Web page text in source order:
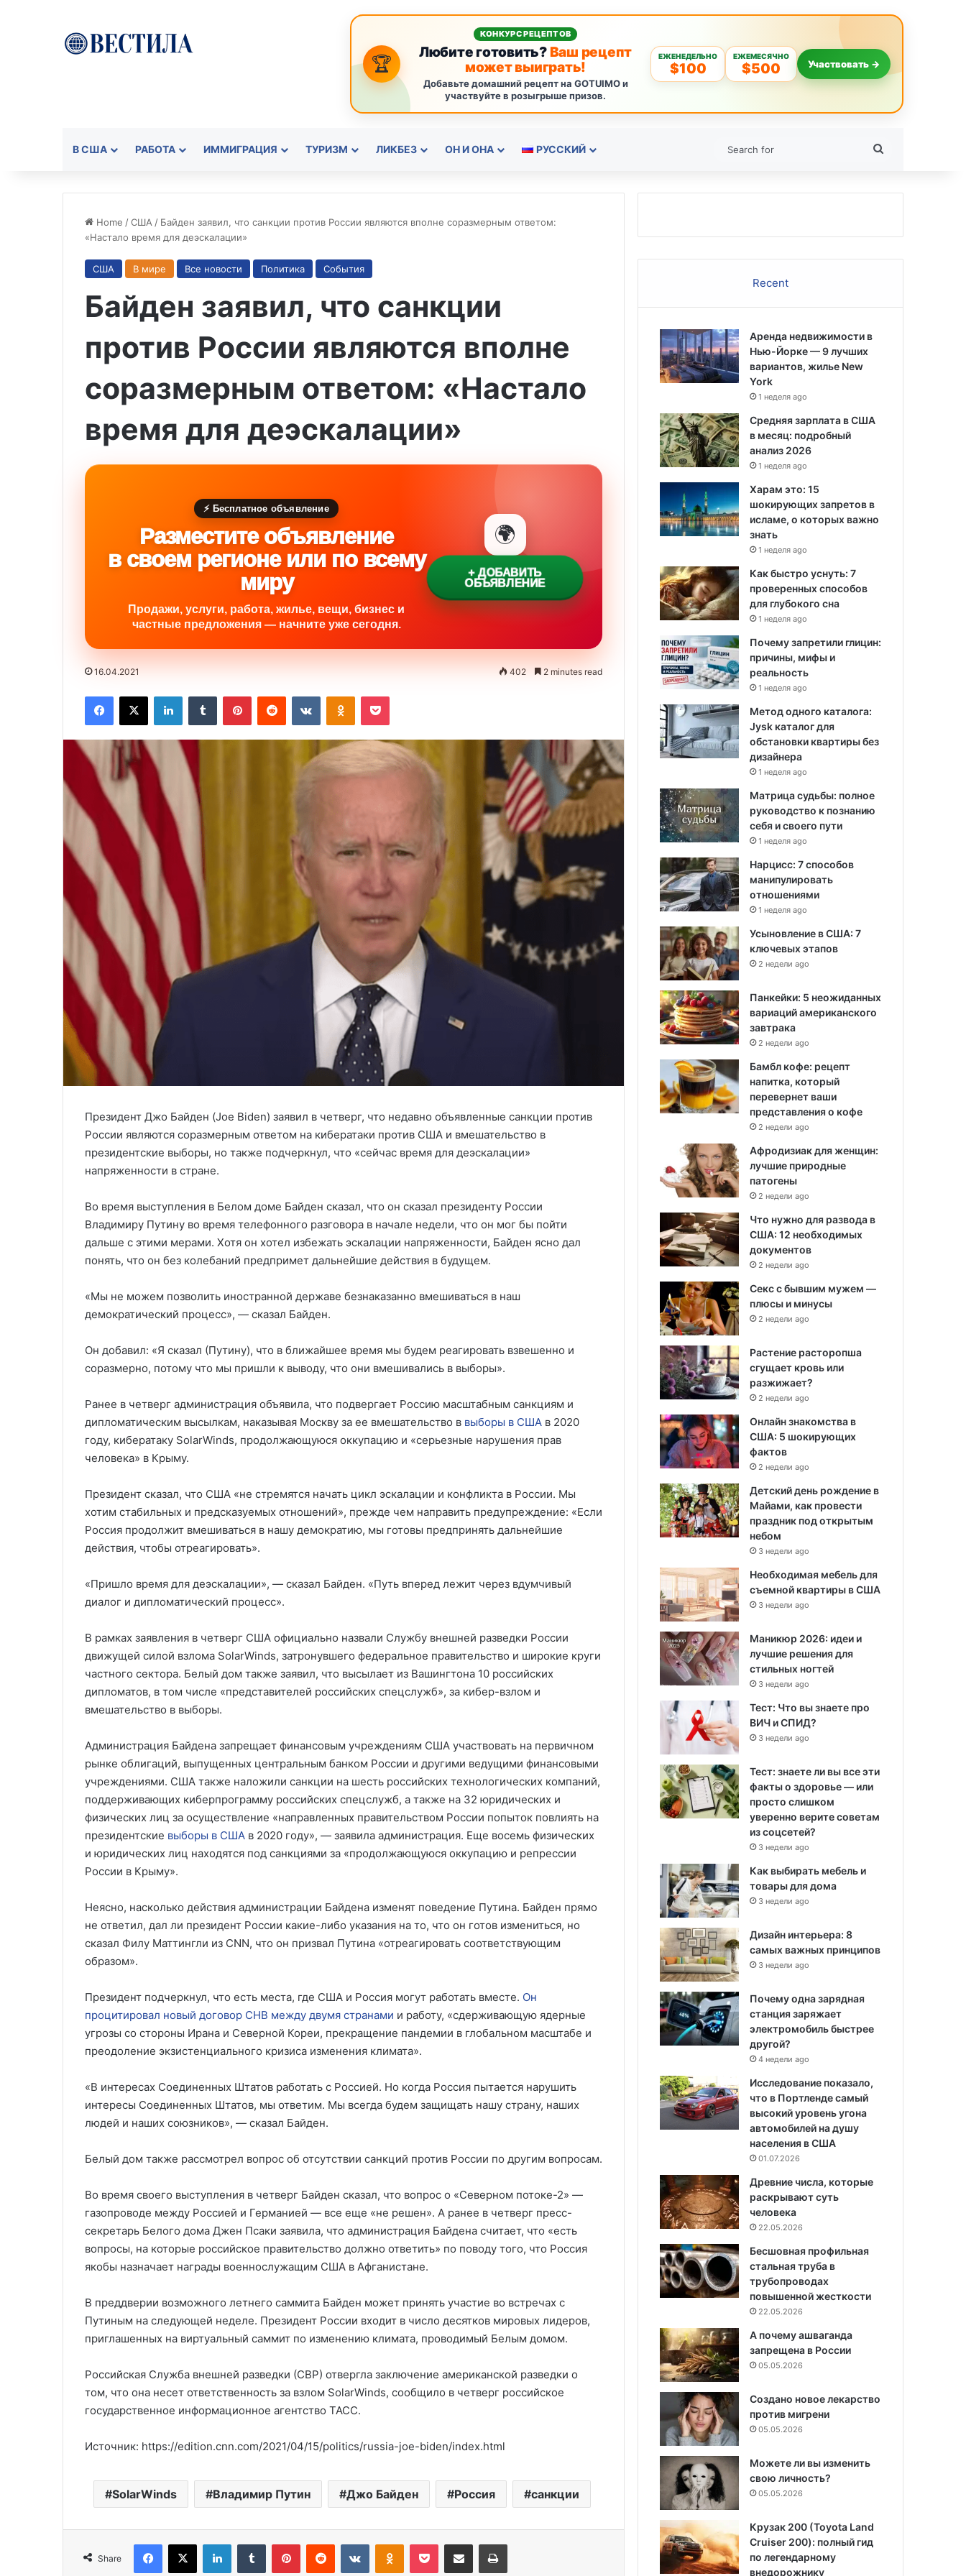
🏆
КОНКУРС РЕЦЕПТОВ
Любите готовить?Ваш рецепт
может выиграть!
Добавьте домашний рецепт на GOTUIMO и
участвуйте в розыгрыше призов.
ЕЖЕНЕДЕЛЬНО
$100
ЕЖЕМЕСЯЧНО
$500 Участвовать →
В США РАБОТА ИММИГРАЦИЯ ТУРИЗМ ЛИКБЕЗ ОН И ОНА РУССКИЙ
Home /США / Байден заявил, что санкции против России являются вполне соразмерным ответом:
«Настало время для деэскалации»
США В мире Все новости Политика События
Байден заявил, что санкции
против России являются вполне
соразмерным ответом: «Настало
время для деэскалации»
⚡ Бесплатное объявление
Разместите объявление
в своем регионе или по всему
миру
Продажи, услуги, работа, жилье, вещи, бизнес и
частные предложения — начните уже сегодня.
🌍
+ ДОБАВИТЬ
ОБЪЯВЛЕНИЕ
16.04.2021 402 2 minutes read
Президент Джо Байден (Joe Biden) заявил в четверг, что недавно объявленные санкции против
России являются соразмерным ответом на кибератаки против США и вмешательство в
президентские выборы, но также подчеркнул, что «сейчас время для деэскалации»
напряженности в стране.
Во время выступления в Белом доме Байден сказал, что он сказал президенту России
Владимиру Путину во время телефонного разговора в начале недели, что он мог бы пойти
дальше с этими мерами. Хотя он хотел избежать эскалации напряженности, Байден ясно дал
понять, что он без колебаний предпримет дальнейшие действия в будущем.
«Мы не можем позволить иностранной державе безнаказанно вмешиваться в наш
демократический процесс», — сказал Байден.
Он добавил: «Я сказал (Путину), что в ближайшее время мы будем реагировать взвешенно и
соразмерно, потому что мы пришли к выводу, что они вмешивались в выборы».
Ранее в четверг администрация объявила, что подвергает Россию масштабным санкциям и
дипломатическим высылкам, наказывая Москву за ее вмешательство в выборы в США в 2020
году, кибератаку SolarWinds, продолжающуюся оккупацию и «серьезные нарушения прав
человека» в Крыму.
Президент сказал, что США «не стремятся начать цикл эскалации и конфликта в России. Мы
хотим стабильных и предсказуемых отношений», прежде чем направить предупреждение: «Если
Россия продолжит вмешиваться в нашу демократию, мы готовы предпринять дальнейшие
действия, чтобы отреагировать».
«Пришло время для деэскалации», — сказал Байден. «Путь вперед лежит через вдумчивый
диалог и дипломатический процесс».
В рамках заявления в четверг США официально назвали Службу внешней разведки России
движущей силой взлома SolarWinds, затронувшего федеральное правительство и широкие круги
частного сектора. Белый дом также заявил, что высылает из Вашингтона 10 российских
дипломатов, в том числе «представителей российских спецслужб», за кибер-взлом и
вмешательство в выборы.
Администрация Байдена запрещает финансовым учреждениям США участвовать на первичном
рынке облигаций, выпущенных центральным банком России и другими ведущими финансовыми
учреждениями. США также наложили санкции на шесть российских технологических компаний,
поддерживающих киберпрограмму российских спецслужб, а также на 32 юридических и
физических лиц за осуществление «направленных правительством России попыток повлиять на
президентские выборы в США в 2020 году», — заявила администрация. Еще восемь физических
и юридических лиц находятся под санкциями за «продолжающуюся оккупацию и репрессии
России в Крыму».
Неясно, насколько действия администрации Байдена изменят поведение Путина. Байден прямо
не ответил, дал ли президент России какие-либо указания на то, что он готов измениться, но
сказал Филу Маттингли из CNN, что он призвал Путина «отреагировать соответствующим
образом».
Президент подчеркнул, что есть места, где США и Россия могут работать вместе. Он
процитировал новый договор СНВ между двумя странами и работу, «сдерживающую ядерные
угрозы со стороны Ирана и Северной Кореи, прекращение пандемии в глобальном масштабе и
преодоление экзистенциального кризиса изменения климата».
«В интересах Соединенных Штатов работать с Россией. Но когда Россия пытается нарушить
интересы Соединенных Штатов, мы ответим. Мы всегда будем защищать нашу страну, наших
людей и наших союзников», — сказал Байден.
Белый дом также рассмотрел вопрос об отсутствии санкций против России по другим вопросам.
Во время своего выступления в четверг Байден сказал, что вопрос о «Северном потоке-2» —
газопроводе между Россией и Германией — все еще «не решен». А ранее в четверг пресс-
секретарь Белого дома Джен Псаки заявила, что администрация Байдена считает, что «есть
вопросы, на которые российское правительство должно ответить» по поводу того, что Россия
якобы назначает награды военнослужащим США в Афганистане.
В преддверии возможного летнего саммита Байден может принять участие во встречах с
Путиным на следующей неделе. Президент России входит в число десятков мировых лидеров,
приглашенных на виртуальный саммит по изменению климата, проводимый Белым домом.
Российская Служба внешней разведки (СВР) отвергла заключение американской разведки о
том, что она несет ответственность за взлом SolarWinds, сообщило в четверг российское
государственное информационное агентство ТАСС.
Источник: https://edition.cnn.com/2021/04/15/politics/russia-joe-biden/index.html
SolarWinds Владимир Путин Джо Байден Россия санкции
Share
Recent
Аренда недвижимости в
Нью-Йорке — 9 лучших
вариантов, жилье New
York
1 неделя ago
Средняя зарплата в США
в месяц: подробный
анализ 2026
1 неделя ago
Харам это: 15
шокирующих запретов в
исламе, о которых важно
знать
1 неделя ago
Как быстро уснуть: 7
проверенных способов
для глубокого сна
1 неделя ago
Почему запретили глицин:
причины, мифы и
реальность
1 неделя ago
Метод одного каталога:
Jysk каталог для
обстановки квартиры без
дизайнера
1 неделя ago
Матрица судьбы: полное
руководство к познанию
себя и своего пути
1 неделя ago
Нарцисс: 7 способов
манипулировать
отношениями
1 неделя ago
Усыновление в США: 7
ключевых этапов
2 недели ago
Панкейки: 5 неожиданных
вариаций американского
завтрака
2 недели ago
Бамбл кофе: рецепт
напитка, который
перевернет ваши
представления о кофе
2 недели ago
Афродизиак для женщин:
лучшие природные
патогены
2 недели ago
Что нужно для развода в
США: 12 необходимых
документов
2 недели ago
Секс с бывшим мужем —
плюсы и минусы
2 недели ago
Растение расторопша
сгущает кровь или
разжижает?
2 недели ago
Онлайн знакомства в
США: 5 шокирующих
фактов
2 недели ago
Детский день рождение в
Майами, как провести
праздник под открытым
небом
3 недели ago
Необходимая мебель для
съемной квартиры в США
3 недели ago
Маникюр 2026: идеи и
лучшие решения для
стильных ногтей
3 недели ago
Тест: Что вы знаете про
ВИЧ и СПИД?
3 недели ago
Тест: знаете ли вы все эти
факты о здоровье — или
просто слишком
уверенно верите советам
из соцсетей?
3 недели ago
Как выбирать мебель и
товары для дома
3 недели ago
Дизайн интерьера: 8
самых важных принципов
3 недели ago
Почему одна зарядная
станция заряжает
электромобиль быстрее
другой?
4 недели ago
Исследование показало,
что в Портленде самый
высокий уровень угона
автомобилей на душу
населения в США
01.07.2026
Древние числа, которые
раскрывают суть
человека
22.05.2026
Бесшовная профильная
стальная труба в
трубопроводах
повышенной жесткости
22.05.2026
А почему ашваганда
запрещена в России
05.05.2026
Создано новое лекарство
против мигрени
05.05.2026
Можете ли вы изменить
свою личность?
05.05.2026
Крузак 200 (Toyota Land
Cruiser 200): полный гид
по легендарному
внедорожнику